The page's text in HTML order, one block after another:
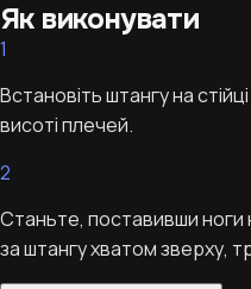
Як виконувати
1
Встановіть штангу на
висоті плечей.
2
Станьте, поставивши ноги
за штангу хватом зверху,